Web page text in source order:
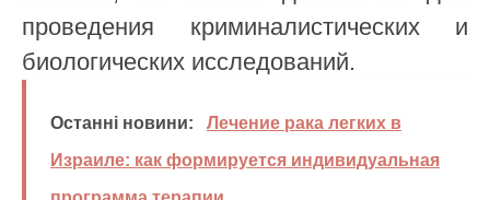
проведения криминалистических и
биологических исследований.
Останні новини:
Лечение рака легких в
Израиле: как формируется индивидуальная